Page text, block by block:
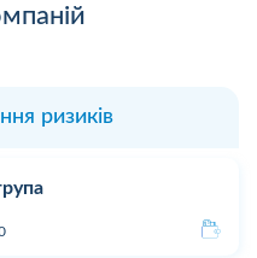
ризиків